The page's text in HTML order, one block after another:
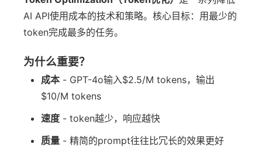
AI API使用成本的技术和策略。核心目标：用最少的
token完成最多的任务。
为什么重要？
成本 - GPT-4o输入$2.5/M tokens，输出
$10/M tokens
速度 - token越少，响应越快
质量 - 精简的prompt往往比冗长的效果更好